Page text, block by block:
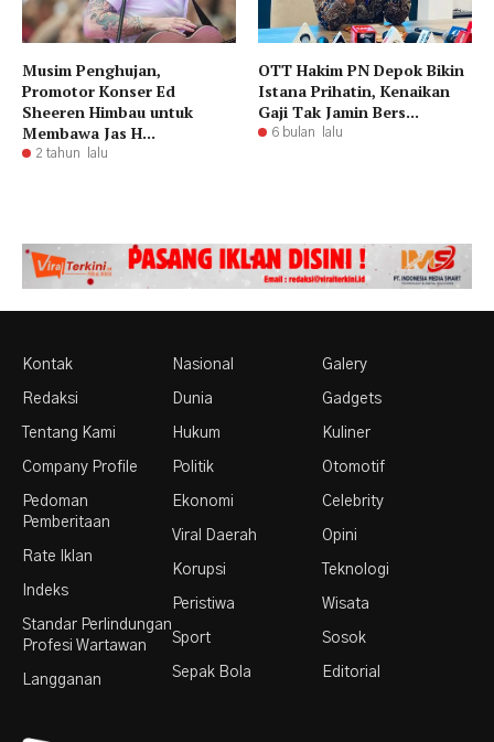
Musim Penghujan,
Promotor Konser Ed
Sheeren Himbau untuk
Membawa Jas H...
2 tahun lalu
OTT Hakim PN Depok Bikin
Istana Prihatin, Kenaikan
Gaji Tak Jamin Bers...
6 bulan lalu
Kontak
Redaksi
Tentang Kami
Company Profile
Pedoman
Pemberitaan
Rate Iklan
Indeks
Standar Perlindungan
Profesi Wartawan
Langganan
Nasional
Dunia
Hukum
Politik
Ekonomi
Viral Daerah
Korupsi
Peristiwa
Sport
Sepak Bola
Galery
Gadgets
Kuliner
Otomotif
Celebrity
Opini
Teknologi
Wisata
Sosok
Editorial